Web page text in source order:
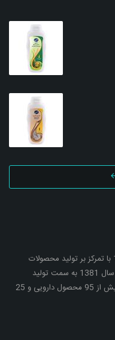
شرکت ایران ناژو (سهامي خاص) در سال 1361 با تمرکز بر تولید محصولات
بهداشتی و آرایشی فعالیت خود را آغاز نمود؛ از سال 1381 به سمت تولید
محصولات دارویی پیش رفت و در حال حاضر بیش از 95 محصول دارویی و 25